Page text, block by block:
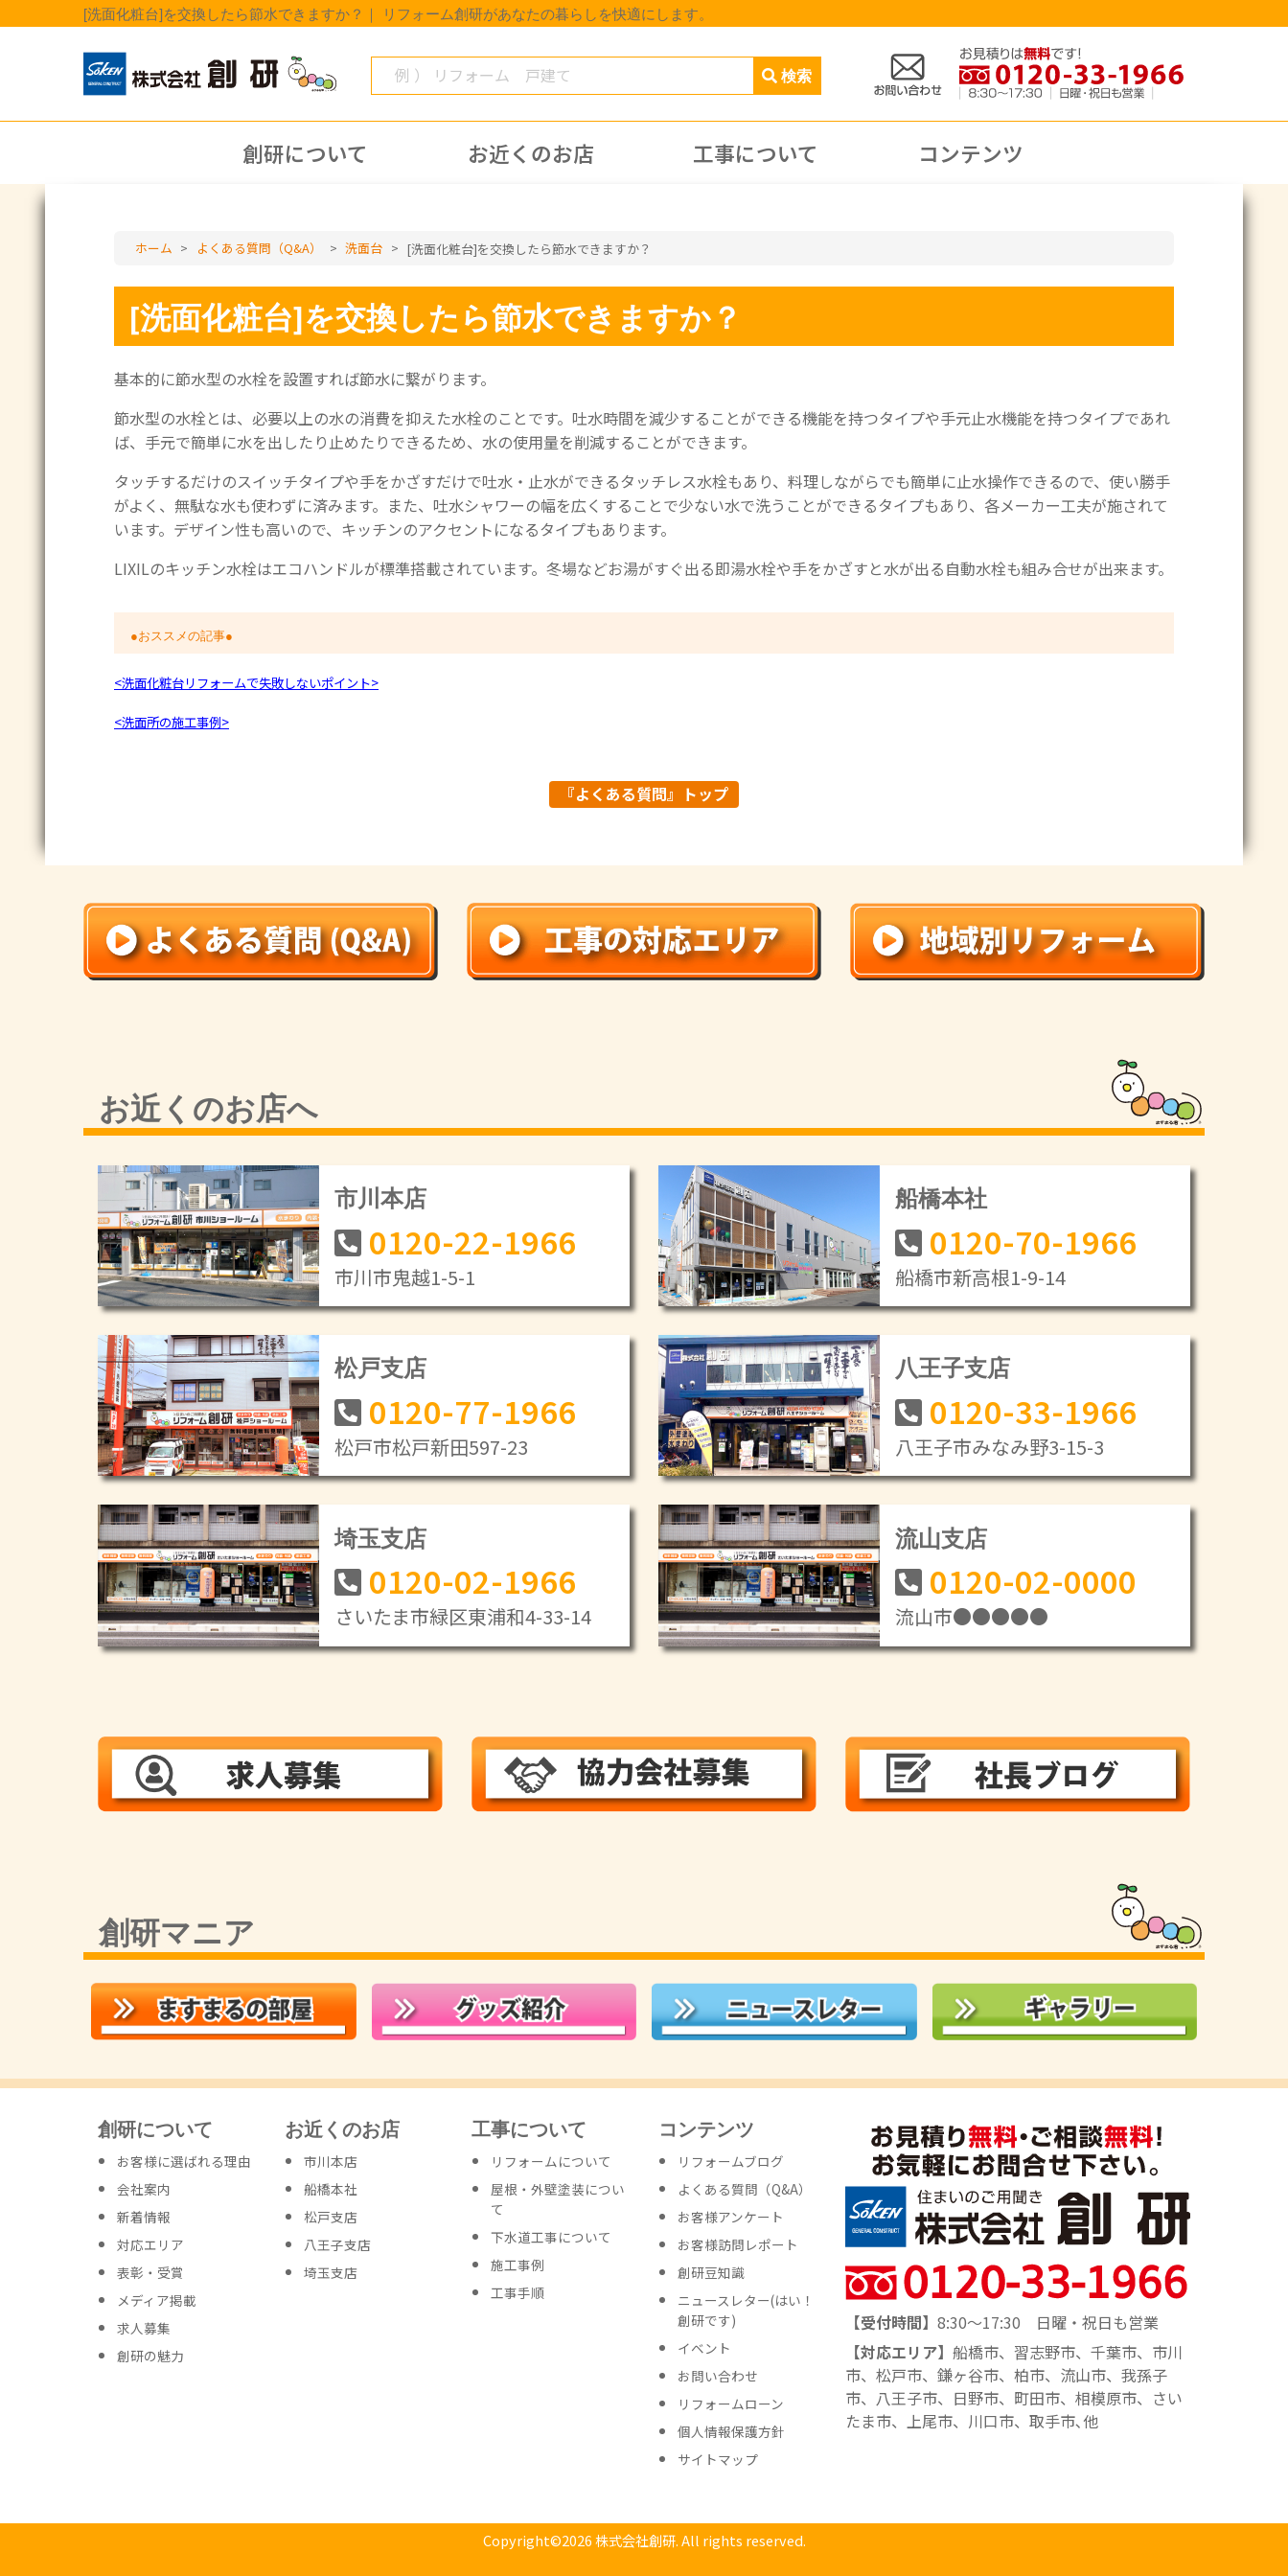
[洗面化粧台]を交換したら節水できますか？｜ リフォーム創研があなたの暮らしを快適にします。
創研について お近くのお店 工事について コンテンツ
ホーム > よくある質問（Q&A） > 洗面台 > [洗面化粧台]を交換したら節水できますか？
[洗面化粧台]を交換したら節水できますか？
基本的に節水型の水栓を設置すれば節水に繋がります。
節水型の水栓とは、必要以上の水の消費を抑えた水栓のことです。吐水時間を減少することができる機能を持つタイプや手元止水機能を持つタイプであれ
ば、手元で簡単に水を出したり止めたりできるため、水の使用量を削減することができます。
タッチするだけのスイッチタイプや手をかざすだけで吐水・止水ができるタッチレス水栓もあり、料理しながらでも簡単に止水操作できるので、使い勝手
がよく、無駄な水も使わずに済みます。また、吐水シャワーの幅を広くすることで少ない水で洗うことができるタイプもあり、各メーカー工夫が施されて
います。デザイン性も高いので、キッチンのアクセントになるタイプもあります。
LIXILのキッチン水栓はエコハンドルが標準搭載されています。冬場などお湯がすぐ出る即湯水栓や手をかざすと水が出る自動水栓も組み合せが出来ます。
●おススメの記事●
<洗面化粧台リフォームで失敗しないポイント>
<洗面所の施工事例>
『よくある質問』トップ
お近くのお店へ
市川本店
0120-22-1966
市川市鬼越1-5-1
船橋本社
0120-70-1966
船橋市新高根1-9-14
松戸支店
0120-77-1966
松戸市松戸新田597-23
八王子支店
0120-33-1966
八王子市みなみ野3-15-3
埼玉支店
0120-02-1966
さいたま市緑区東浦和4-33-14
流山支店
0120-02-0000
流山市●●●●●
創研マニア
創研について
お客様に選ばれる理由
会社案内
新着情報
対応エリア
表彰・受賞
メディア掲載
求人募集
創研の魅力
お近くのお店
市川本店
船橋本社
松戸支店
八王子支店
埼玉支店
工事について
リフォームについて
屋根・外壁塗装につい
て
下水道工事について
施工事例
工事手順
コンテンツ
リフォームブログ
よくある質問（Q&A）
お客様アンケート
お客様訪問レポート
創研豆知識
ニュースレター(はい！
創研です)
イベント
お問い合わせ
リフォームローン
個人情報保護方針
サイトマップ
【受付時間】 8:30～17:30 日曜・祝日も営業
【対応エリア】 船橋市、習志野市、千葉市、市川
市、松戸市、鎌ヶ谷市、柏市、流山市、我孫子
市、八王子市、日野市、町田市、相模原市、さい
たま市、上尾市、川口市、取手市､他
Copyright©2026株式会社創研. All rights reserved.